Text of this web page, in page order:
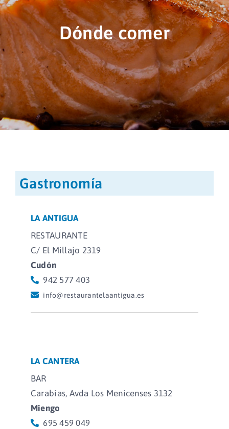
Áreas
Sede Electrónica
Enlaces
Cita Previa
Dónde comer
Gastronomía
LA ANTIGUA
RESTAURANTE
C/ El Millajo 2319
Cudón
942 577 403
info@restaurantelaantigua.es
LA CANTERA
BAR
Carabias, Avda Los Menicenses 3132
Miengo
695 459 049